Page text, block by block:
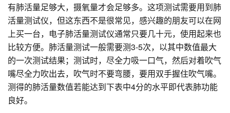
有肺活量足够大，摄氧量才会足够多。这项测试需要用到肺
活量测试仪，但这东西不是很常见，感兴趣的朋友可以在网
上买一台，电子肺活量测试仪通常只要几十元，使用起来也
比较方便。肺活量测试一般需要测3-5次，以其中数值最大
的一次测试结果；测试时，尽全力吸一口气，然后对着吹气
嘴尽全力吹出去，吹气时不要弯腰，要用双手握住吹气嘴。
测得的肺活量数值若能达到下表中4分的水平即代表肺功能
良好。